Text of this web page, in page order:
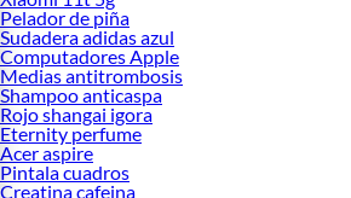
Pelador de piña
Sudadera adidas azul
Computadores Apple
Medias antitrombosis
Shampoo anticaspa
Rojo shangai igora
Eternity perfume
Acer aspire
Pintala cuadros
Creatina cafeina